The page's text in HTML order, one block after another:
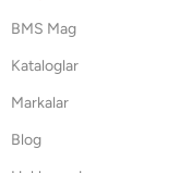
BMS Mag
Kataloglar
Markalar
Blog